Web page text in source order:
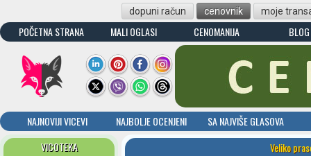
dopuni račun cenovnik moje
POČETNA STRANA MALI OGLASI CENOMANIJA BLOG
NAJNOVIJI VICEVI NAJBOLJE OCENJENI
SA NAJVIŠE GLASOVA
VICOTEKA
Veliko